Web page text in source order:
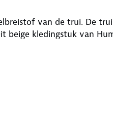
van de trui. De
beige kledingstuk van